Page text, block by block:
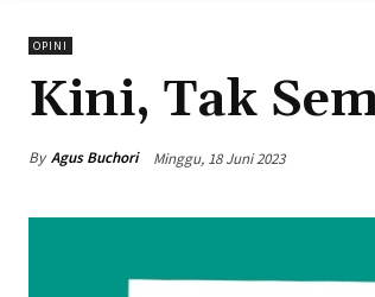
OPINI
Kini, Tak
By Agus Buchori Minggu, 18 Juni 2023